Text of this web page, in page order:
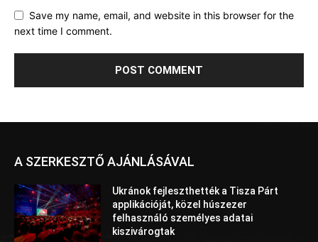
Save my name, email, and website in this browser for the
next time I comment.
A SZERKESZTŐ AJÁNLÁSÁVAL
Ukránok fejleszthették a Tisza Párt
applikációját, közel húszezer
felhasználó személyes adatai
kiszivárogtak